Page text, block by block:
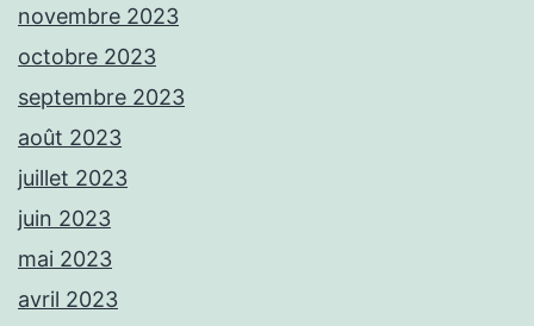
novembre 2023
octobre 2023
septembre 2023
août 2023
juillet 2023
juin 2023
mai 2023
avril 2023